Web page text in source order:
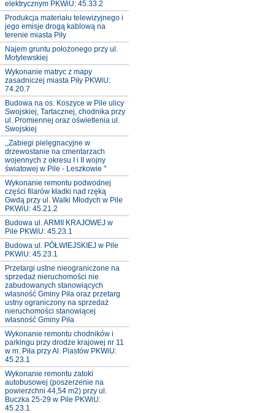
elektrycznym PKWiU: 45.33.2
Produkcja materiału telewizyjnego i
jego emisje drogą kablową na
terenie miasta Piły
Najem gruntu położonego przy ul.
Motylewskiej
Wykonanie matryc z mapy
zasadniczej miasta Piły PKWiU:
74.20.7
Budowa na os. Koszyce w Pile ulicy
Swojskiej, Tartacznej, chodnika przy
ul. Promiennej oraz oświetlenia ul.
Swojskiej
,,Zabiegi pielęgnacyjne w
drzewostanie na cmentarzach
wojennych z okresu I i II wojny
światowej w Pile - Leszkowie "
Wykonanie remontu podwodnej
części filarów kładki nad rzęką
Gwdą przy ul. Walki Młodych w Pile
PKWiU: 45.21.2
Budowa ul. ARMII KRAJOWEJ w
Pile PKWiU: 45.23.1
Budowa ul. PÓŁWIEJSKIEJ w Pile
PKWiU: 45.23.1
Przetargi ustne nieograniczone na
sprzedaż nieruchomości nie
zabudowanych stanowiących
własność Gminy Piła oraz przetarg
ustny ograniczony na sprzedaż
nieruchomości stanowiącej
własność Gminy Piła
Wykonanie remontu chodników i
parkingu przy drodze krajowej nr 11
w m. Piła przy Al. Piastów PKWiU:
45.23.1
Wykonanie remontu zatoki
autobusowej (poszerzenie na
powierzchni 44,54 m2) przy ul.
Buczka 25-29 w Pile PKWiU:
45.23.1